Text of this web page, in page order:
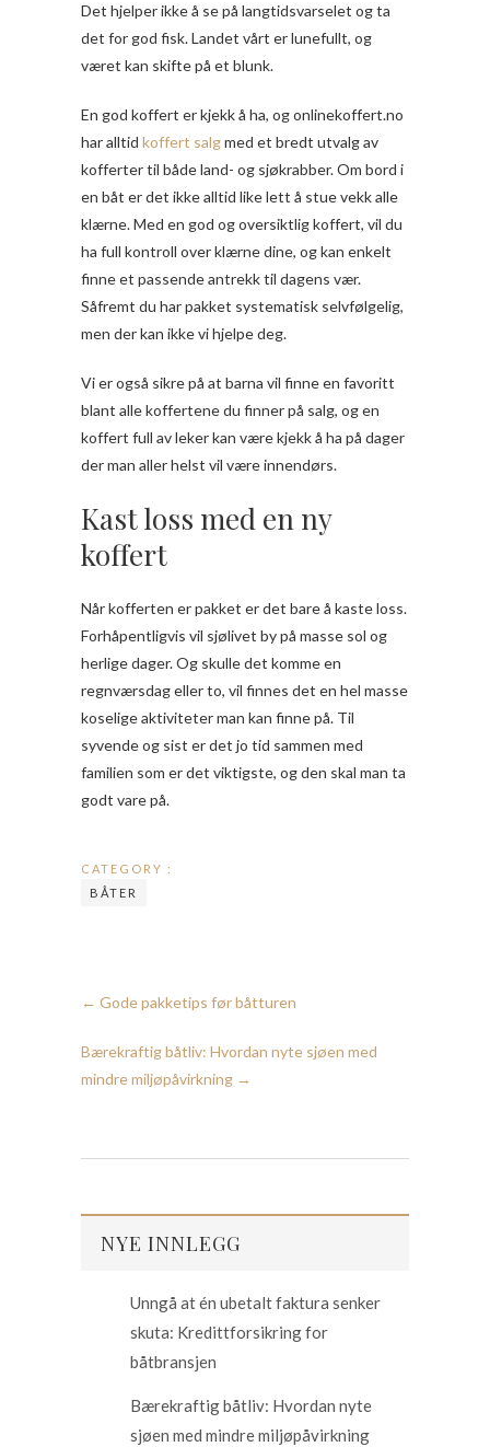
Det hjelper ikke å se på langtidsvarselet og ta
det for god fisk. Landet vårt er lunefullt, og
været kan skifte på et blunk.
En god koffert er kjekk å ha, og onlinekoffert.no
har alltid koffert salgmed et bredt utvalg av
kofferter til både land- og sjøkrabber. Om bord i
en båt er det ikke alltid like lett å stue vekk alle
klærne. Med en god og oversiktlig koffert, vil du
ha full kontroll over klærne dine, og kan enkelt
finne et passende antrekk til dagens vær.
Såfremt du har pakket systematisk selvfølgelig,
men der kan ikke vi hjelpe deg.
Vi er også sikre på at barna vil finne en favoritt
blant alle koffertene du finner på salg, og en
koffert full av leker kan være kjekk å ha på dager
der man aller helst vil være innendørs.
Kast loss med en ny
koffert
Når kofferten er pakket er det bare å kaste loss.
Forhåpentligvis vil sjølivet by på masse sol og
herlige dager. Og skulle det komme en
regnværsdag eller to, vil finnes det en hel masse
koselige aktiviteter man kan finne på. Til
syvende og sist er det jo tid sammen med
familien som er det viktigste, og den skal man ta
godt vare på.
CATEGORY :
BÅTER
← Gode pakketips før båtturen
Bærekraftig båtliv: Hvordan nyte sjøen med
mindre miljøpåvirkning →
NYE INNLEGG
Unngå at én ubetalt faktura senker
skuta: Kredittforsikring for
båtbransjen
Bærekraftig båtliv: Hvordan nyte
sjøen med mindre miljøpåvirkning